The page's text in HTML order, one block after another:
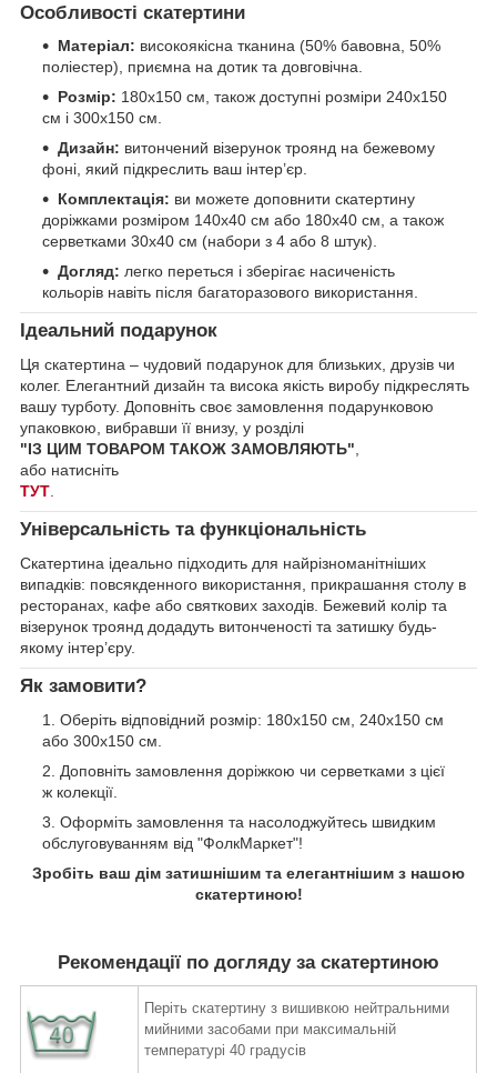
Особливості скатертини
Матеріал: високоякісна тканина (50% бавовна, 50%
поліестер), приємна на дотик та довговічна.
Розмір: 180х150 см, також доступні розміри 240х150
см і 300х150 см.
Дизайн: витончений візерунок троянд на бежевому
фоні, який підкреслить ваш інтер’єр.
Комплектація: ви можете доповнити скатертину
доріжками розміром 140х40 см або 180х40 см, а також
серветками 30х40 см (набори з 4 або 8 штук).
Догляд: легко переться і зберігає насиченість
кольорів навіть після багаторазового використання.
Ідеальний подарунок
Ця скатертина – чудовий подарунок для близьких, друзів чи
колег. Елегантний дизайн та висока якість виробу підкреслять
вашу турботу. Доповніть своє замовлення подарунковою
упаковкою, вибравши її внизу, у розділі
"ІЗ ЦИМ ТОВАРОМ ТАКОЖ ЗАМОВЛЯЮТЬ"
або натисніть
ТУТ
Універсальність та функціональність
Скатертина ідеально підходить для найрізноманітніших
випадків: повсякденного використання, прикрашання столу в
ресторанах, кафе або святкових заходів. Бежевий колір та
візерунок троянд додадуть витонченості та затишку будь-
якому інтер’єру.
Як замовити?
Оберіть відповідний розмір: 180х150 см, 240х150 см
або 300х150 см.
Доповніть замовлення доріжкою чи серветками з цієї
ж колекції.
Оформіть замовлення та насолоджуйтесь швидким
обслуговуванням від "ФолкМаркет"!
Зробіть ваш дім затишнішим та елегантнішим з нашою
скатертиною!
Рекомендації по догляду за скатертиною
Періть скатертину з вишивкою нейтральними
мийними засобами при максимальній
температурі 40 градусів